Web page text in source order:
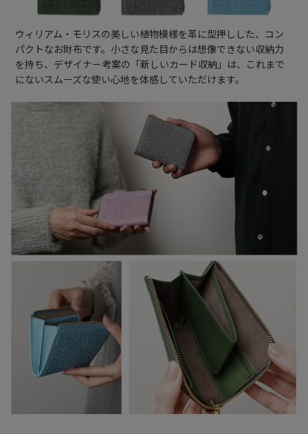
ウィリアム・モリスの美しい植物模様を革に型押しした、コン
パクトなお財布です。小さな見た目からは想像できない収納力
を持ち、デザイナー考案の「新しいカード収納」は、これまで
にないスムーズな使い心地を体感していただけます。